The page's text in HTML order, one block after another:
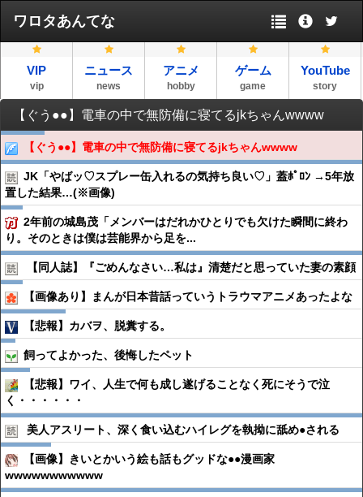
ワロタあんてな
VIP
vip
ニュース
news
アニメ
hobby
ゲーム
game
YouTube
story
【ぐう●●】電車の中で無防備に寝てるjkちゃんwwww
【ぐう●●】電車の中で無防備に寝てるjkちゃんwwww
JK「やばッ♡スプレー缶入れるの気持ち良い♡」蓋ﾎﾟﾛﾝ →5年放
置した結果…(※画像)
2年前の城島茂「メンバーはだれかひとりでも欠けた瞬間に終わ
り。そのときは僕は芸能界から足を...
【同人誌】『ごめんなさい…私は』清楚だと思っていた妻の素顔
【画像あり】まんが日本昔話っていうトラウマアニメあったよな
【悲報】カバヲ、脱糞する。
飼ってよかった、後悔したペット
【悲報】ワイ、人生で何も成し遂げることなく死にそうで泣
く・・・・・・
美人アスリート、深く食い込むハイレグを執拗に舐め●︎される
【画像】きいとかいう絵も話もグッドな●●漫画家
wwwwwwwwwww